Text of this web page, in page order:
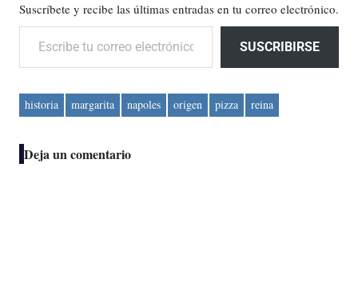
Suscríbete y recibe las últimas entradas en tu correo electrónico.
Escribe tu correo electrónico…
SUSCRIBIRSE
historia margarita napoles origen pizza reina
Deja un comentario